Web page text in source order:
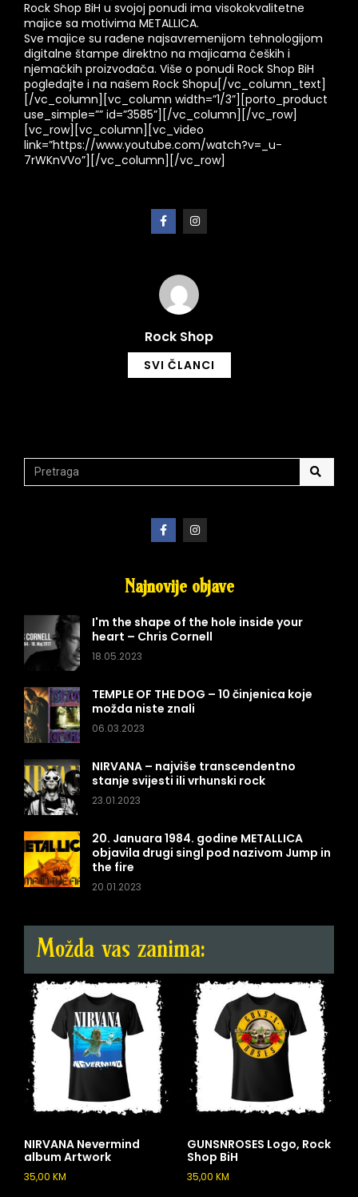
Rock Shop BiH u svojoj ponudi ima visokokvalitetne
majice sa motivima METALLICA.
Sve majice su rađene najsavremenijom tehnologijom
digitalne štampe direktno na majicama čeških i
njemačkih proizvođača. Više o ponudi Rock Shop BiH
pogledajte i na našem Rock Shopu [/vc_column_text]
[/vc_column][vc_column width=”1/3”][porto_product
use_simple=”” id=”3585”][/vc_column][/vc_row]
[vc_row][vc_column][vc_video
link=”https://www.youtube.com/watch?v=_u-
7rWKnVVo”][/vc_column][/vc_row]
Rock Shop
SVI ČLANCI
Najnovije objave
I'm the shape of the hole inside your
heart – Chris Cornell
18.05.2023
TEMPLE OF THE DOG – 10 činjenica koje
možda niste znali
06.03.2023
NIRVANA – najviše transcendentno
stanje svijesti ili vrhunski rock
23.01.2023
20. Januara 1984. godine METALLICA
objavila drugi singl pod nazivom Jump in
the fire
20.01.2023
Možda vas zanima:
NIRVANA Nevermind
album Artwork
35,00 KM
GUNSNROSES Logo, Rock
Shop BiH
35,00 KM